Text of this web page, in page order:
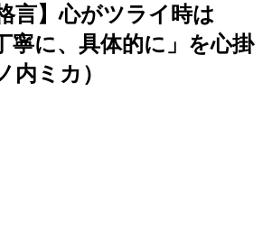
言】心がツライ時は
寧に、具体的に」を心掛
内ミカ）